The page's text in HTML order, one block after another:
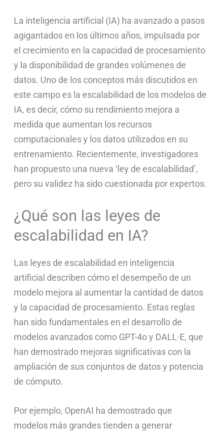
La inteligencia artificial (IA) ha avanzado a pasos
agigantados en los últimos años, impulsada por
el crecimiento en la capacidad de procesamiento
y la disponibilidad de grandes volúmenes de
datos. Uno de los conceptos más discutidos en
este campo es la escalabilidad de los modelos de
IA, es decir, cómo su rendimiento mejora a
medida que aumentan los recursos
computacionales y los datos utilizados en su
entrenamiento. Recientemente, investigadores
han propuesto una nueva ‘ley de escalabilidad’,
pero su validez ha sido cuestionada por expertos.
¿Qué son las leyes de
escalabilidad en IA?
Las leyes de escalabilidad en inteligencia
artificial describen cómo el desempeño de un
modelo mejora al aumentar la cantidad de datos
y la capacidad de procesamiento. Estas reglas
han sido fundamentales en el desarrollo de
modelos avanzados como GPT-4o y DALL·E, que
han demostrado mejoras significativas con la
ampliación de sus conjuntos de datos y potencia
de cómputo.
Por ejemplo, OpenAI ha demostrado que
modelos más grandes tienden a generar